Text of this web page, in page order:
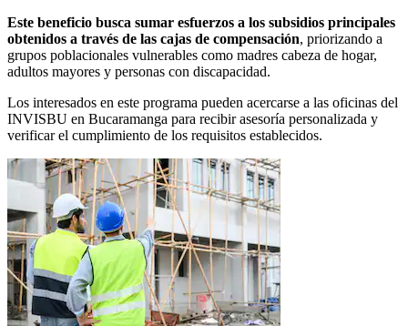
Este beneficio busca sumar esfuerzos a los subsidios principales
obtenidos a través de las cajas de compensación, priorizando a
grupos poblacionales vulnerables como madres cabeza de hogar,
adultos mayores y personas con discapacidad.
Los interesados en este programa pueden acercarse a las oficinas del
INVISBU en Bucaramanga para recibir asesoría personalizada y
verificar el cumplimiento de los requisitos establecidos.